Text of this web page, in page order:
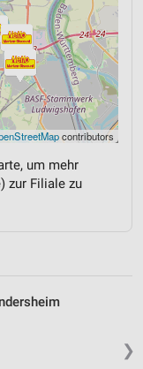
contributors
um mehr
zur Filiale zu
❯